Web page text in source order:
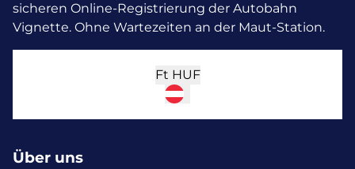
sicheren Online-Registrierung der Autobahn
Vignette. Ohne Wartezeiten an der Maut-Station.
Ft HUF
Über uns